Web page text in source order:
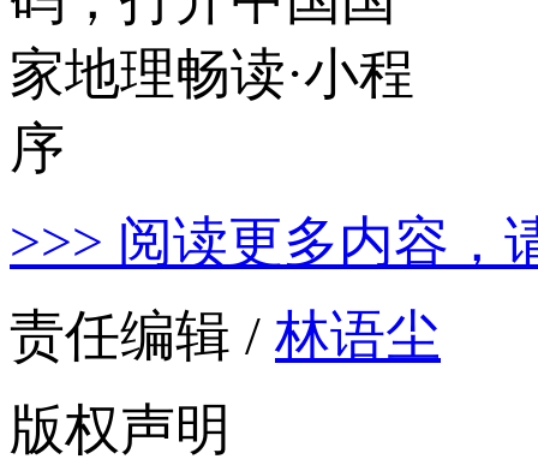
>>> 阅读更多内容，
责任编辑 / 林语尘
版权声明